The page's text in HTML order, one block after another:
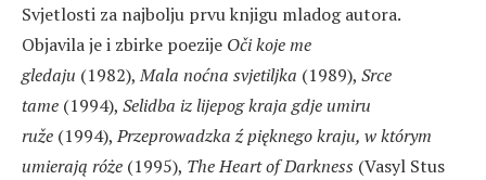
Svjetlosti za najbolju prvu knjigu mladog autora.
Objavila je i zbirke poezije Oči koje me
gledaju (1982),Mala noćna svjetiljka (1989), Srce
tame (1994), Selidba iz lijepog kraja gdje umiru
ruže (1994),Przeprowadzka ź pięknego kraju, w którym
umierają róże (1995), The Heart of Darkness (Vasyl Stus